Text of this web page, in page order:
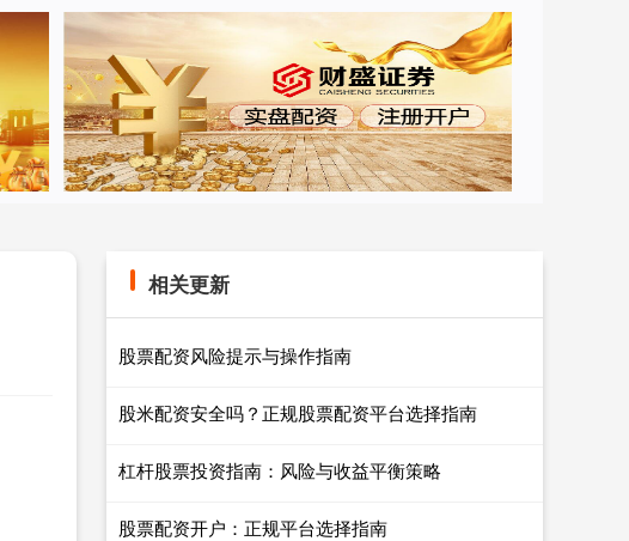
相关更新
股票配资风险提示与操作指南
股米配资安全吗？正规股票配资平台选择指南
杠杆股票投资指南：风险与收益平衡策略
股票配资开户：正规平台选择指南